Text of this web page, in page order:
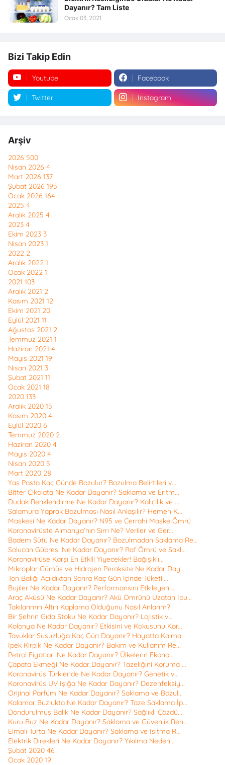
Dayanır? Tam Liste
Ocak 03, 2021
Bizi Takip Edin
Youtube Facebook
Twitter Instagram
Arşiv
2026 500
Nisan 2026 4
Mart 2026 137
Şubat 2026 195
Ocak 2026 164
2025 4
Aralık 2025 4
2023 4
Ekim 2023 3
Nisan 2023 1
2022 2
Aralık 2022 1
Ocak 2022 1
2021 103
Aralık 2021 2
Kasım 2021 12
Ekim 2021 20
Eylül 2021 11
Ağustos 2021 2
Temmuz 2021 1
Haziran 2021 4
Mayıs 2021 19
Nisan 2021 3
Şubat 2021 11
Ocak 2021 18
2020 133
Aralık 2020 15
Kasım 2020 4
Eylül 2020 6
Temmuz 2020 2
Haziran 2020 4
Mayıs 2020 4
Nisan 2020 5
Mart 2020 28
Yaş Pasta Kaç Günde Bozulur? Bozulma Belirtileri v...
Bitter Çikolata Ne Kadar Dayanır? Saklama ve Eritm...
Dudak Renklendirme Ne Kadar Dayanır? Kalıcılık ve ...
Salamura Yaprak Bozulması Nasıl Anlaşılır? Hemen K...
Maskesi Ne Kadar Dayanır? N95 ve Cerrahi Maske Ömrü
Koronavirüste Almanya’nın Sırrı Ne? Veriler ve Ger...
Badem Sütü Ne Kadar Dayanır? Bozulmadan Saklama Re...
Solucan Gübresi Ne Kadar Dayanır? Raf Ömrü ve Sakl...
Koronavirüse Karşı En Etkili Yiyecekler! Bağışıklı...
Mikroplar Gümüş ve Hidrojen Peroksite Ne Kadar Day...
Ton Balığı Açıldıktan Sonra Kaç Gün içinde Tüketil...
Bujiler Ne Kadar Dayanır? Performansını Etkileyen ...
Araç Aküsü Ne Kadar Dayanır? Akü Ömrünü Uzatan İpu...
Takılarımın Altın Kaplama Olduğunu Nasıl Anlarım?
Bir Şehrin Gıda Stoku Ne Kadar Dayanır? Lojistik v...
Kolonya Ne Kadar Dayanır? Etkisini ve Kokusunu Kor...
Tavuklar Susuzluğa Kaç Gün Dayanır? Hayatta Kalma
İpek Kirpik Ne Kadar Dayanır? Bakım ve Kullanım Re...
Petrol Fiyatları Ne Kadar Dayanır? Ülkelerin Ekono...
Çapata Ekmeği Ne Kadar Dayanır? Tazeliğini Koruma ...
Koronavirüs Türkler'de Ne Kadar Dayanır? Genetik v...
Koronavirüs UV Işığa Ne Kadar Dayanır? Dezenfeksiy...
Orijinal Parfüm Ne Kadar Dayanır? Saklama ve Bozul...
Kalamar Buzlukta Ne Kadar Dayanır? Taze Saklama İp...
Dondurulmuş Balık Ne Kadar Dayanır? Sağlıklı Çözdü...
Kuru Buz Ne Kadar Dayanır? Saklama ve Güvenlik Reh...
Elmalı Turta Ne Kadar Dayanır? Saklama ve Isıtma R...
Elektrik Direkleri Ne Kadar Dayanır? Yıkılma Neden...
Şubat 2020 46
Ocak 2020 19